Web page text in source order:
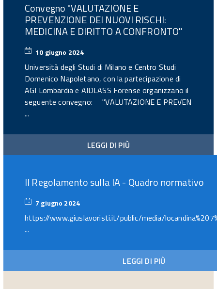
Convegno "VALUTAZIONE E
PREVENZIONE DEI NUOVI RISCHI:
MEDICINA E DIRITTO A CONFRONTO"
10 giugno 2024
giugno
2024
Università degli Studi di Milano e Centro Studi
Domenico Napoletano, con la partecipazione di
AGI Lombardia e AIDLASS Forense organizzano il
seguente convegno: "VALUTAZIONE E PREVEN
...
LEGGI DI PIÙ
Il Regolamento sulla IA - Quadro normativo
7 giugno 20247
giugno
2024
https://www.giuslavoristi.it/public/media/
...
LEGGI DI PIÙ